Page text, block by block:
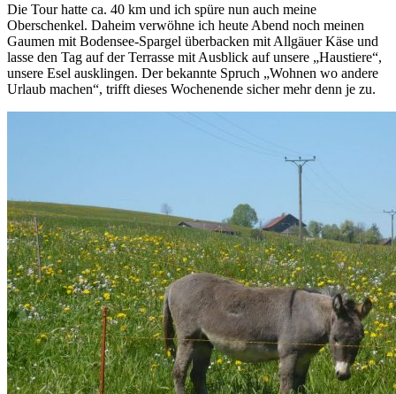
Die Tour hatte ca. 40 km und ich spüre nun auch meine
Oberschenkel. Daheim verwöhne ich heute Abend noch meinen
Gaumen mit Bodensee-Spargel überbacken mit Allgäuer Käse und
lasse den Tag auf der Terrasse mit Ausblick auf unsere „Haustiere“,
unsere Esel ausklingen. Der bekannte Spruch „Wohnen wo andere
Urlaub machen“, trifft dieses Wochenende sicher mehr denn je zu.